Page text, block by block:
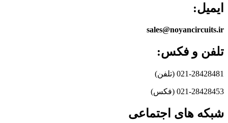
ایمیل:
sales@noyancircuits.ir
تلفن و فکس:
021-28428481 (تلفن)
021-28428453 (فکس)
شبکه های اجتماعی